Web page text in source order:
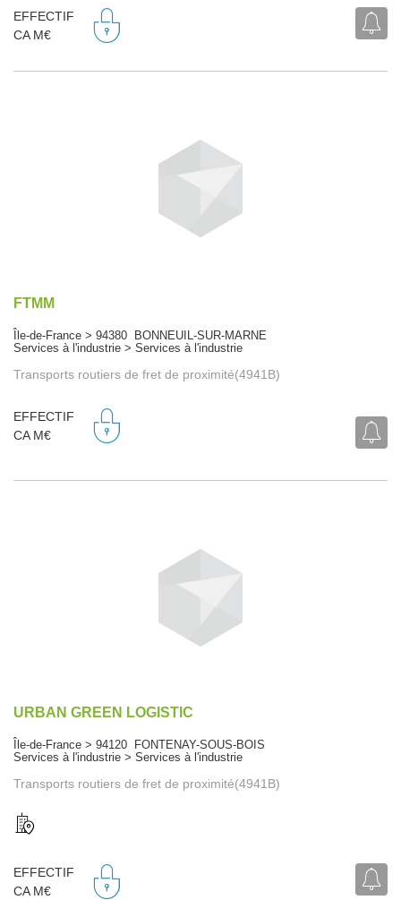
EFFECTIF
CA M€
FTMM
Île-de-France > 94380 BONNEUIL-SUR-MARNE
Services à l'industrie > Services à l'industrie
Transports routiers de fret de proximité(4941B)
EFFECTIF
CA M€
URBAN GREEN LOGISTIC
Île-de-France > 94120 FONTENAY-SOUS-BOIS
Services à l'industrie > Services à l'industrie
Transports routiers de fret de proximité(4941B)
EFFECTIF
CA M€